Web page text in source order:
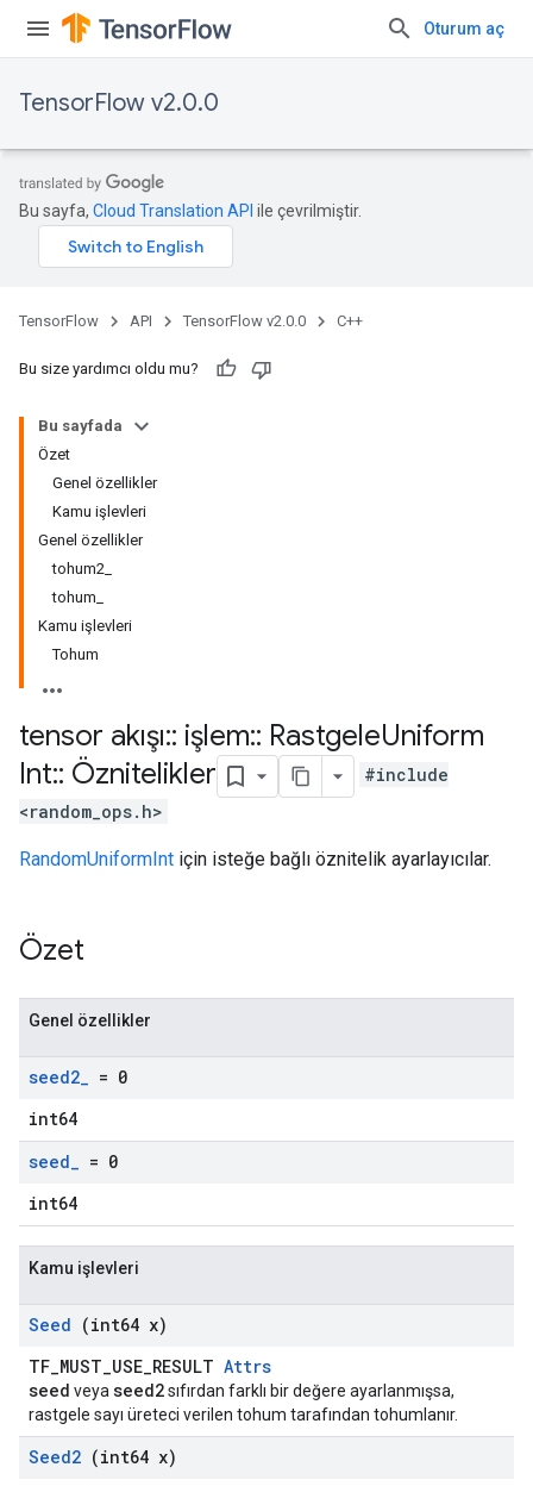
Oturum aç
TensorFlow v2.0.0
Bu sayfa, Cloud Translation API ile çevrilmiştir.
TensorFlow API TensorFlow v2.0.0 C++
Bu size yardımcı oldu mu?
Bu sayfada
Özet
Genel özellikler
Kamu işlevleri
Genel özellikler
tohum2_
tohum_
Kamu işlevleri
Tohum
tensor akışı:: işlem:: RastgeleUniform
Int:: Öznitelikler
#include
<random_ops.h>
RandomUniformInt için isteğe bağlı öznitelik ayarlayıcılar.
Özet
Genel özellikler
seed2_ = 0
int64
seed_ = 0
int64
Kamu işlevleri
Seed (int64 x)
TF_MUST_USE_RESULT Attrs
seed veya seed2sıfırdan farklı bir değere ayarlanmışsa,
rastgele sayı üreteci verilen tohum tarafından tohumlanır.
Seed2 (int64 x)